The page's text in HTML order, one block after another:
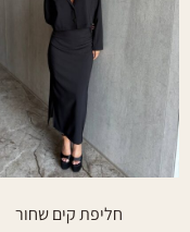
חליפת קים שחור